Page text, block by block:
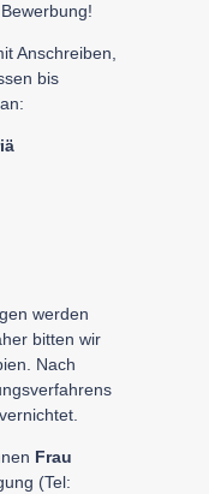
Anschreiben,
bis
an:
werden
bitten wir
Nach
Frau
(Tel: